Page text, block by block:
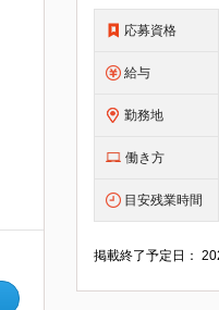
応募資格
給与
勤務地
働き方
目安残業時間
掲載終了予定日：